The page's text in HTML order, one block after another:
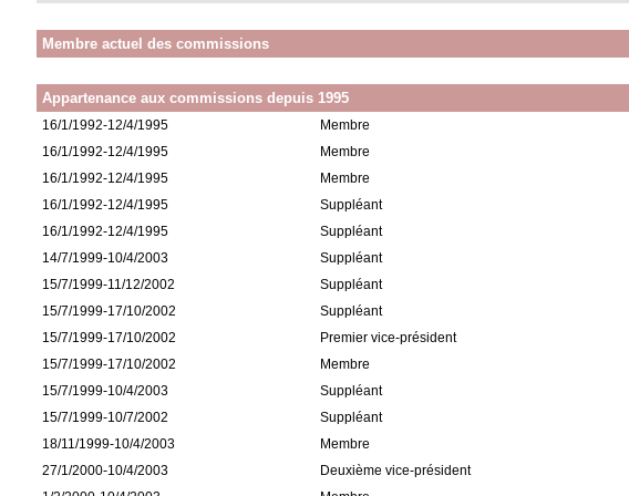
Membre actuel des commissions
Appartenance aux commissions depuis 1995
16/1/1992-12/4/1995 Membre
16/1/1992-12/4/1995
Membre
16/1/1992-12/4/1995
Membre
16/1/1992-12/4/1995
Suppléant
16/1/1992-12/4/1995
Suppléant
14/7/1999-10/4/2003
Suppléant
15/7/1999-11/12/2002
Suppléant
15/7/1999-17/10/2002
Suppléant
15/7/1999-17/10/2002
Premier vice-président
15/7/1999-17/10/2002
Membre
15/7/1999-10/4/2003
Suppléant
15/7/1999-10/7/2002
Suppléant
18/11/1999-10/4/2003
Membre
27/1/2000-10/4/2003
Deuxième vice-président